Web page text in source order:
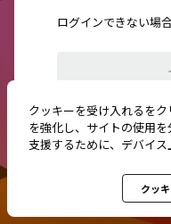
ログインできない場
初めてご
クッキーを受け入れるを
を強化し、サイトの使用
支援するために、デバイス
クッ